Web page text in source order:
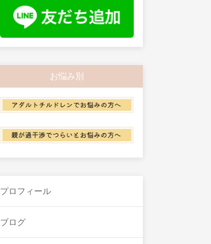
お悩み別
プロフィール
ブログ